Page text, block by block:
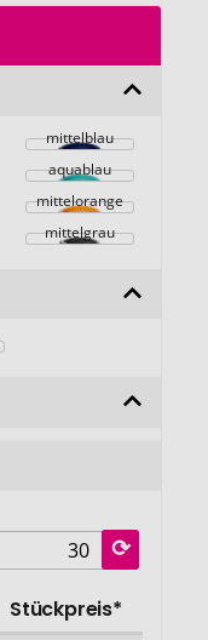
mittelblau
aquablau
mittelorange
mittelgrau
Stückpreis*